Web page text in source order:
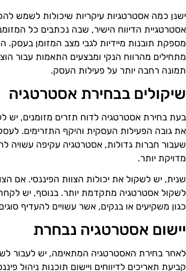
ישנן כמה אסטרטגיות עיקריות שיכולות לשמש
אסטרטגיית הדיווח הישיר, שבה נכתבים כל
מספקת תובנות מיידיות לגבי מצב המזומן בעסק.
מתחילים מהרווח הנקי ומבצעים התאמות עבור
תמונה רחבה יותר על פעילות העסק.
שיקולים בבחירת אסטרטגיה
בעת בחירת אסטרטגיה לדוח תזרים מזומנים, יש
את גובה הפעילות העסקית והיקף התזרימים.
שעבור חברות גדולות, אסטרטגיה עקיפה עשויה
מדויקת יותר.
שנית, יש לשקול את יכולות הצוות הפיננסי. אם
לשקול אסטרטגיה מתקדמת יותר. בנוסף, יש
כגון משקיעים או בנקים, אשר עשויים להעדיף
יישום אסטרטגיה נבחרת
לאחר בחירת האסטרטגיה המתאימה, יש לעבור
קביעת תאריכים לדיווחים ויישום תוכנות ניהול